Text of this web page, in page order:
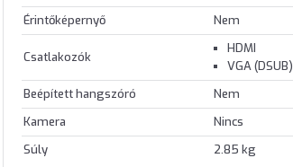
Érintőképernyő
Nem
Csatlakozók
HDMI
VGA (DSUB)
Beépített hangszóró
Nem
Kamera
Nincs
Súly
2.85 kg